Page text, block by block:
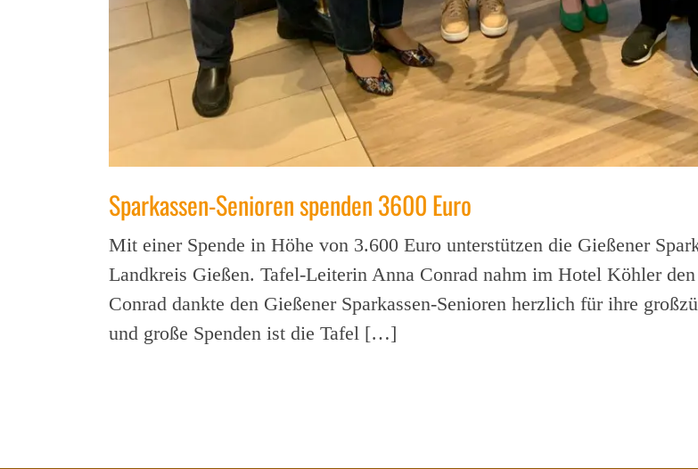
Sparkassen-Senioren spenden 3600 Euro
Mit einer Spende in Höhe von 3.600 Euro unterstützen die Gießener
Landkreis Gießen. Tafel-Leiterin Anna Conrad nahm im Hotel Köhler
Conrad dankte den Gießener Sparkassen-Senioren herzlich für ihre
und große Spenden ist die Tafel […]